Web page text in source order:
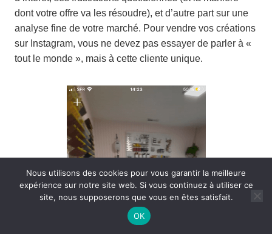
dont votre offre va les résoudre), et d’autre part sur une
analyse fine de votre marché. Pour vendre vos créations
sur Instagram, vous ne devez pas essayer de parler à «
tout le monde », mais à cette cliente unique.
Nous utilisons des cookies pour vous garantir la meilleure
expérience sur notre site web. Si vous continuez à utiliser ce
site, nous supposerons que vous en êtes satisfait.
OK